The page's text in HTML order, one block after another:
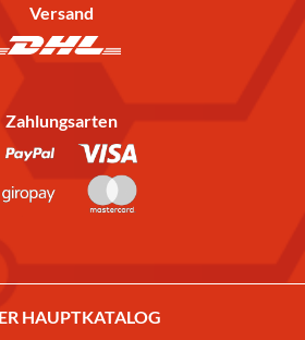
Versand
Zahlungsarten
HAUPTKATALOG